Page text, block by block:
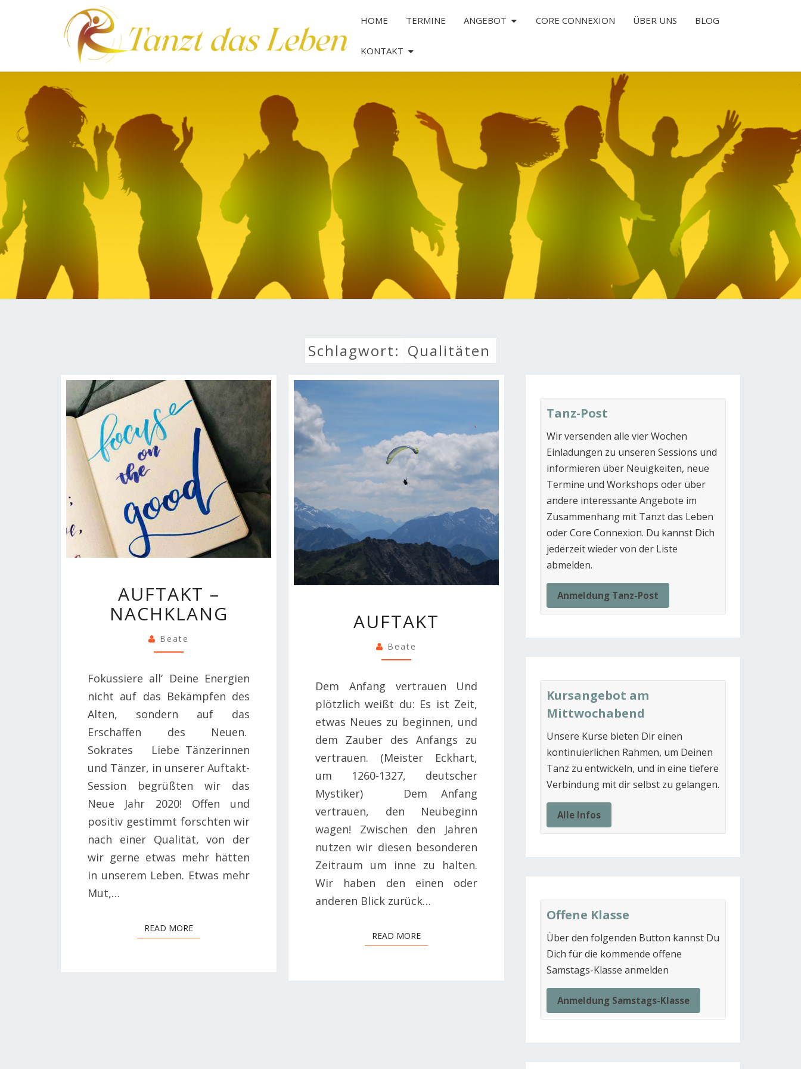
HOME TERMINE ANGEBOT CORE CONNEXION ÜBER UNS BLOG
KONTAKT
TANZT
DAS
LEBEN
Schlagwort: Qualitäten
–
NACHKLANG
AUFTAKT –
NACHKLANG
Beate
Fokussiere all‘ Deine Energien
nicht auf das Bekämpfen des
Alten, sondern auf das
Erschaffen des Neuen.
Sokrates Liebe Tänzerinnen
und Tänzer, in unserer Auftakt-
Session begrüßten wir das
Neue Jahr 2020! Offen und
positiv gestimmt forschten wir
nach einer Qualität, von der
wir gerne etwas mehr hätten
in unserem Leben. Etwas mehr
Mut,…
READ MOREREAD MORE
AUFTAKT
Beate
Dem Anfang vertrauen Und
plötzlich weißt du: Es ist Zeit,
etwas Neues zu beginnen, und
dem Zauber des Anfangs zu
vertrauen. (Meister Eckhart,
um 1260-1327, deutscher
Mystiker) Dem Anfang
vertrauen, den Neubeginn
wagen! Zwischen den Jahren
nutzen wir diesen besonderen
Zeitraum um inne zu halten.
Wir haben den einen oder
anderen Blick zurück…
READ MOREREAD MORE
Tanz-Post
Wir versenden alle vier Wochen
Einladungen zu unseren Sessions und
informieren über Neuigkeiten, neue
Termine und Workshops oder über
andere interessante Angebote im
Zusammenhang mit Tanzt das Leben
oder Core Connexion. Du kannst Dich
jederzeit wieder von der Liste
abmelden.
Anmeldung Tanz-Post
Kursangebot am
Mittwochabend
Unsere Kurse bieten Dir einen
kontinuierlichen Rahmen, um Deinen
Tanz zu entwickeln, und in eine tiefere
Verbindung mit dir selbst zu gelangen.
Alle Infos
Offene Klasse
Über den folgenden Button kannst Du
Dich für die kommende offene
Samstags-Klasse anmelden
Anmeldung Samstags-Klasse